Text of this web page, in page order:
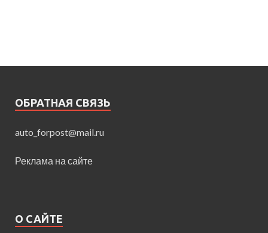
ОБРАТНАЯ СВЯЗЬ
auto_forpost@mail.ru
Реклама на сайте
О САЙТЕ